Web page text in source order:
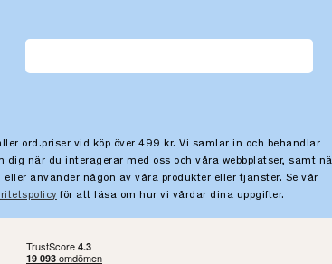
ord.priser vid köp över 499 kr. Vi samlar in och behandlar
dig när du interagerar med oss och våra webbplatser, samt
eller använder någon av våra produkter eller tjänster. Se vår
för att läsa om hur vi vårdar dina uppgifter.